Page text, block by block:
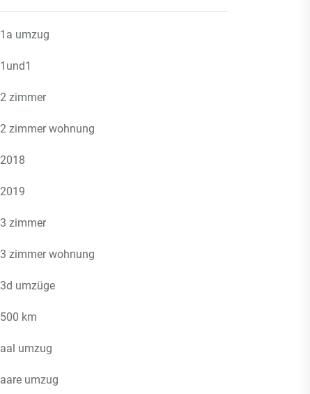
1a umzug
1und1
2 zimmer
2 zimmer wohnung
2018
2019
3 zimmer
3 zimmer wohnung
3d umzüge
500 km
aal umzug
aare umzug